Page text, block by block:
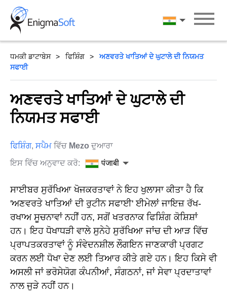
Skip
content
पंजाबी
ਧਮਕੀ ਡਾਟਾਬੇਸ ਫਿਸ਼ਿੰਗ
ਅਣਵਰਤੇ ਖਾਤਿਆਂ ਦੇ ਘੁਟਾਲੇ ਦੀ ਨਿਯਮਤ
ਸਫਾਈ
ਅਣਵਰਤੇ ਖਾਤਿਆਂ ਦੇ ਘੁਟਾਲੇ ਦੀ
ਨਿਯਮਤ ਸਫਾਈ
ਫਿਸ਼ਿੰਗ, ਸਪੈਮ ਵਿੱਚ Mezo ਦੁਆਰਾ
ਇਸ ਵਿੱਚ ਅਨੁਵਾਦ ਕਰੋ:
पंजाबी
ਸਾਈਬਰ ਸੁਰੱਖਿਆ ਖੋਜਕਰਤਾਵਾਂ ਨੇ ਇਹ ਖੁਲਾਸਾ ਕੀਤਾ ਹੈ ਕਿ
'ਅਣਵਰਤੇ ਖਾਤਿਆਂ ਦੀ ਰੁਟੀਨ ਸਫਾਈ' ਈਮੇਲਾਂ ਜਾਇਜ਼ ਰੱਖ-
ਰਖਾਅ ਸੂਚਨਾਵਾਂ ਨਹੀਂ ਹਨ, ਸਗੋਂ ਖਤਰਨਾਕ ਫਿਸ਼ਿੰਗ ਕੋਸ਼ਿਸ਼ਾਂ
ਹਨ। ਇਹ ਧੋਖਾਧੜੀ ਵਾਲੇ ਸੁਨੇਹੇ ਸੁਰੱਖਿਆ ਜਾਂਚ ਦੀ ਆੜ ਵਿੱਚ
ਪ੍ਰਾਪਤਕਰਤਾਵਾਂ ਨੂੰ ਸੰਵੇਦਨਸ਼ੀਲ ਲੌਗਇਨ ਜਾਣਕਾਰੀ ਪ੍ਰਗਟ
ਕਰਨ ਲਈ ਧੋਖਾ ਦੇਣ ਲਈ ਤਿਆਰ ਕੀਤੇ ਗਏ ਹਨ। ਇਹ ਕਿਸੇ ਵੀ
ਅਸਲੀ ਜਾਂ ਭਰੋਸੇਯੋਗ ਕੰਪਨੀਆਂ, ਸੰਗਠਨਾਂ, ਜਾਂ ਸੇਵਾ ਪ੍ਰਦਾਤਾਵਾਂ
ਨਾਲ ਜੁੜੇ ਨਹੀਂ ਹਨ।